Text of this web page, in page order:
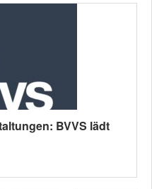
BVVS lädt